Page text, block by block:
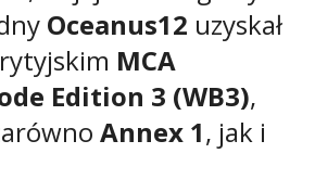
Oceanus12 uzyskał
MCA
Edition 3 (WB3),
Annex 1, jak i